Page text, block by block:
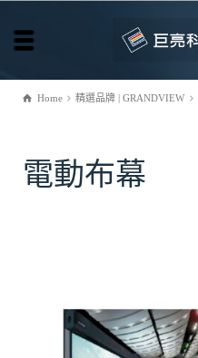
Home 精選品牌 | GRANDVIEW
電動布幕